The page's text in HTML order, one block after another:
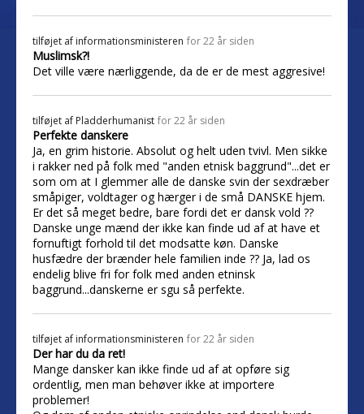
tilføjet af informationsministeren for 22 år siden
Muslimsk?!
Det ville være nærliggende, da de er de mest aggresive!
tilføjet af Pladderhumanist for 22 år siden
Perfekte danskere
Ja, en grim historie. Absolut og helt uden tvivl. Men sikke
i rakker ned på folk med "anden etnisk baggrund"...det er
som om at I glemmer alle de danske svin der sexdræber
småpiger, voldtager og hærger i de små DANSKE hjem.
Er det så meget bedre, bare fordi det er dansk vold ??
Danske unge mænd der ikke kan finde ud af at have et
fornuftigt forhold til det modsatte køn. Danske
husfædre der brænder hele familien inde ?? Ja, lad os
endelig blive fri for folk med anden etninsk
baggrund...danskerne er sgu så perfekte.
tilføjet af informationsministeren for 22 år siden
Der har du da ret!
Mange dansker kan ikke finde ud af at opføre sig
ordentlig, men man behøver ikke at importere
problemer!